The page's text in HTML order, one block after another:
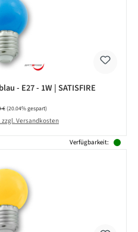
- E27 - 1W | SATISFIRE
Preis:
€(20.04% gespart)
zzgl. Versandkosten
Verfügbarkeit: